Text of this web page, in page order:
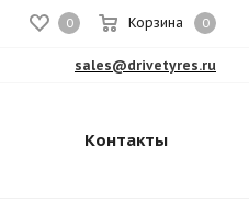
0 Корзина 0
sales@drivetyres.ru
Контакты